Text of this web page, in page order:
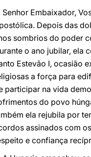
Senhor Embaixador,
Depois das
sombrios do poder
o ano jubilar, ela
Estevão I, ocasião
a força para
participar na vida
do povo
ela rejubila por
assinados com
e confiança